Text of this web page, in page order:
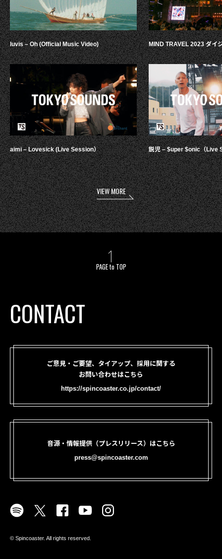
luvis – Oh (Official Music Video)
aimi – Lovesick (Live Session）
MIND TRAVEL 2023 ダイ
鋭児 – $uper $onic（Live
VIEW MORE
PAGE to TOP
CONTACT
ご意見・ご要望、タイアップ、採用に関する
お問い合わせはこちら
https://spincoaster.co.jp/contact/
音源・情報提供（プレスリリース）はこちら
press@spincoaster.com
©︎ Spincoaster. All rights reserved.